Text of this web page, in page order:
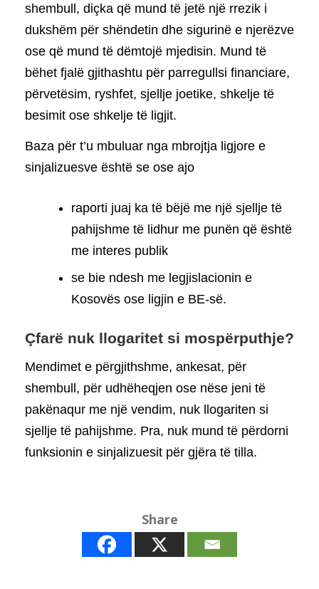
shembull, diçka që mund të jetë një rrezik i
dukshëm për shëndetin dhe sigurinë e njerëzve
ose që mund të dëmtojë mjedisin. Mund të
bëhet fjalë gjithashtu për parregullsi financiare,
përvetësim, ryshfet, sjellje joetike, shkelje të
besimit ose shkelje të ligjit.
Baza për t’u mbuluar nga mbrojtja ligjore e
sinjalizuesve është se ose ajo
raporti juaj ka të bëjë me një sjellje të
pahijshme të lidhur me punën që është
me interes publik
se bie ndesh me legjislacionin e
Kosovës ose ligjin e BE-së.
Çfarë nuk llogaritet si mospërputhje?
Mendimet e përgjithshme, ankesat, për
shembull, për udhëheqjen ose nëse jeni të
pakënaqur me një vendim, nuk llogariten si
sjellje të pahijshme. Pra, nuk mund të përdorni
funksionin e sinjalizuesit për gjëra të tilla.
Share